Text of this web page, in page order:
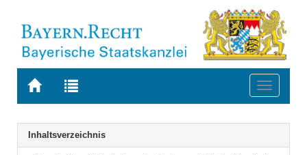
Zur
BAYERN.RECHT
Zur
letzten
Suche
Toggle
Navigation
Inhaltsverzeichnis